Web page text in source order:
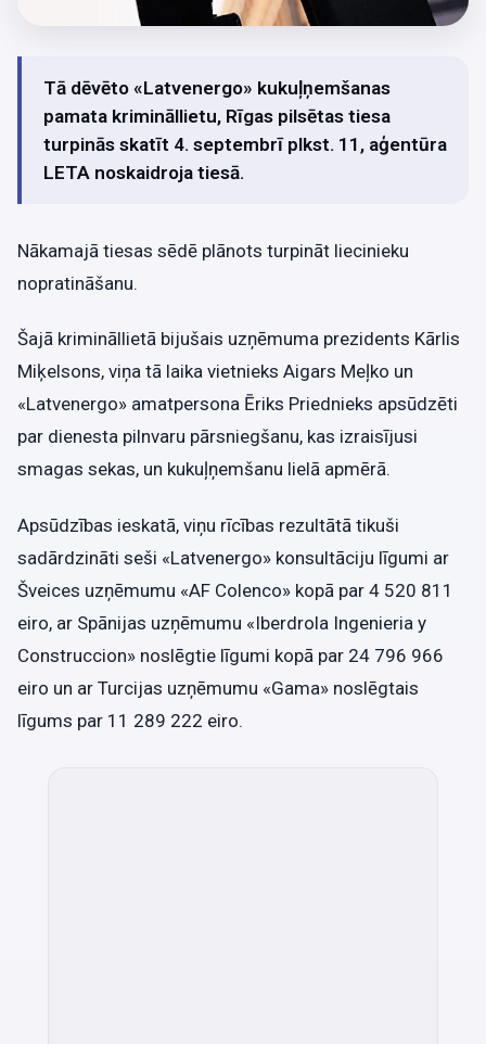
Tā dēvēto «Latvenergo» kukuļņemšanas
pamata krimināllietu, Rīgas pilsētas tiesa
turpinās skatīt 4. septembrī plkst. 11, aģentūra
LETA noskaidroja tiesā.
Nākamajā tiesas sēdē plānots turpināt liecinieku
nopratināšanu.
Šajā krimināllietā bijušais uzņēmuma prezidents Kārlis
Miķelsons, viņa tā laika vietnieks Aigars Meļko un
«Latvenergo» amatpersona Ēriks Priednieks apsūdzēti
par dienesta pilnvaru pārsniegšanu, kas izraisījusi
smagas sekas, un kukuļņemšanu lielā apmērā.
Apsūdzības ieskatā, viņu rīcības rezultātā tikuši
sadārdzināti seši «Latvenergo» konsultāciju līgumi ar
Šveices uzņēmumu «AF Colenco» kopā par 4 520 811
eiro, ar Spānijas uzņēmumu «Iberdrola Ingenieria y
Construccion» noslēgtie līgumi kopā par 24 796 966
eiro un ar Turcijas uzņēmumu «Gama» noslēgtais
līgums par 11 289 222 eiro.